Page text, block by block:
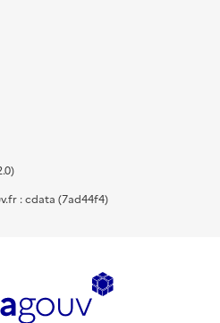
: cdata (7ad44f4)